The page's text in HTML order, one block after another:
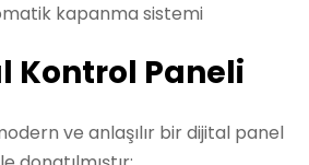
kapanma sistemi
Kontrol Paneli
ve anlaşılır bir dijital panel